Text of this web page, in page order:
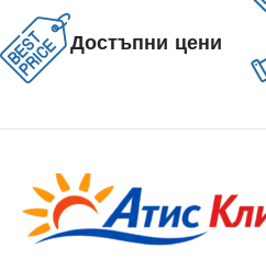
Достъпни цени